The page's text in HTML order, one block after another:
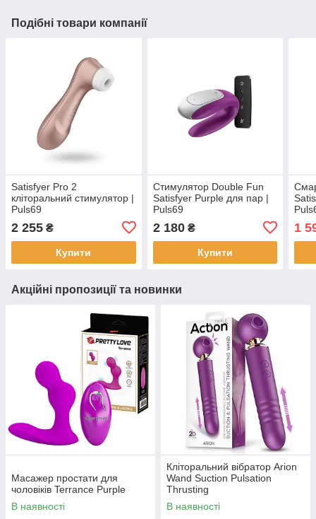
Подібні товари компанії
Satisfyer Pro 2
кліторальний стимулятор |
Puls69
2 255 ₴
Купити
Стимулятор Double Fun
Satisfyer Purple для пар |
Puls69
2 180₴
Купити
1
Акційні пропозиції та новинки
Масажер простати для
чоловіків Terrance Purple
В наявності
Кліторальний вібратор Arion
Wand Suction Pulsation
Thrusting
В наявності